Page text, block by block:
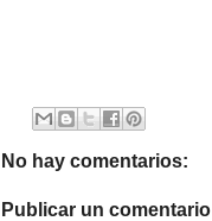
No hay comentarios:
Publicar un comentario